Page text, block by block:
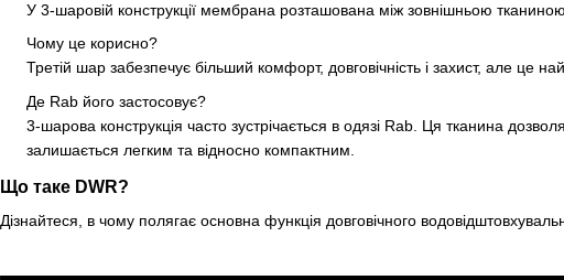
У 3-шаровій конструкції мембрана розташована між зовнішньою
Чому це корисно?
Третій шар забезпечує більший комфорт, довговічність і захист, але це
Де Rab його застосовує?
3-шарова конструкція часто зустрічається в одязі Rab. Ця тканина
залишається легким та відносно компактним.
Що таке DWR?
Дізнайтеся, в чому полягає основна функція довговічного